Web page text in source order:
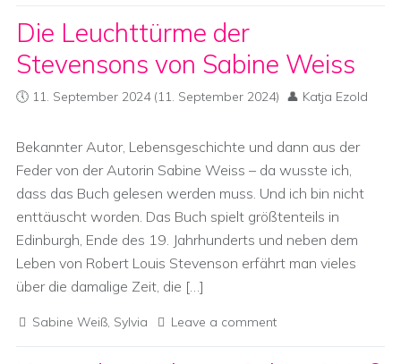
Die Leuchttürme der
Stevensons von Sabine Weiss
11. September 2024(11. September 2024) Katja Ezold
Bekannter Autor, Lebensgeschichte und dann aus der
Feder von der Autorin Sabine Weiss – da wusste ich,
dass das Buch gelesen werden muss. Und ich bin nicht
enttäuscht worden. Das Buch spielt größtenteils in
Edinburgh, Ende des 19. Jahrhunderts und neben dem
Leben von Robert Louis Stevenson erfährt man vieles
über die damalige Zeit, die […]
Sabine Weiß, Sylvia Leave a comment